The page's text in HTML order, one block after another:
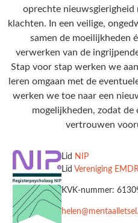
oprechte nieuwsgierigheid
klachten. In een veilige,
samen de moeilijkheden
verwerken van de
Stap voor stap werken we
leren omgaan met de
werken we toe naar een
mogelijkheden, zodat
vertrouwen
Lid NIP
LidVereniging
KVK-nummer: